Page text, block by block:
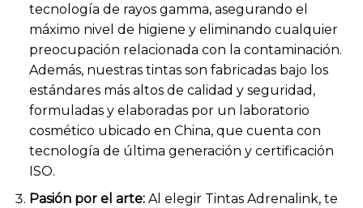
tecnología de rayos gamma, asegurando el
máximo nivel de higiene y eliminando cualquier
preocupación relacionada con la contaminación.
Además, nuestras tintas son fabricadas bajo los
estándares más altos de calidad y seguridad,
formuladas y elaboradas por un laboratorio
cosmético ubicado en China, que cuenta con
tecnología de última generación y certificación
ISO.
Pasión por el arte:Al elegir Tintas Adrenalink, te